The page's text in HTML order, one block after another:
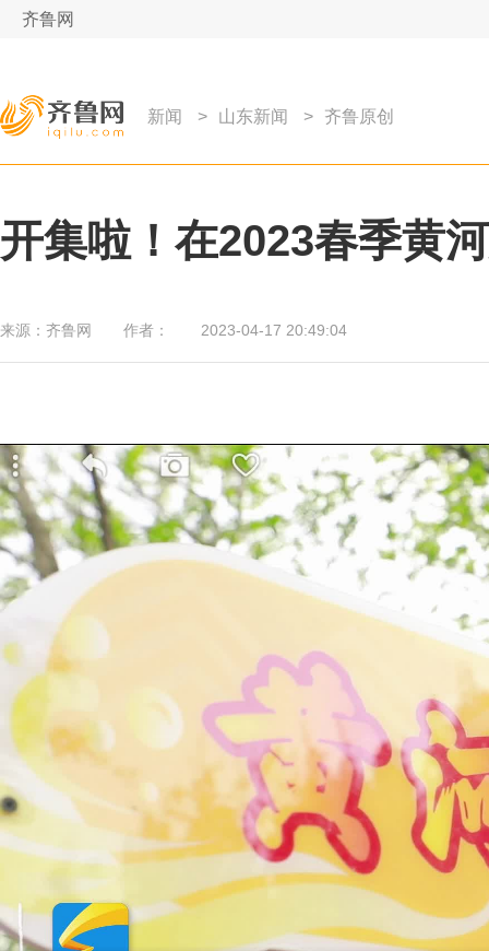
齐鲁网
新闻 > 山东新闻 > 齐鲁原创
开集啦！在2023春季黄
来源： 齐鲁网 作者： 2023-04-17 20:49:04